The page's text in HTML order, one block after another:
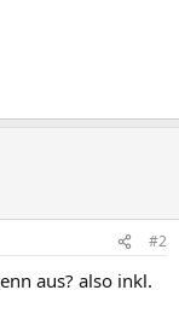
#2
aus? also inkl.